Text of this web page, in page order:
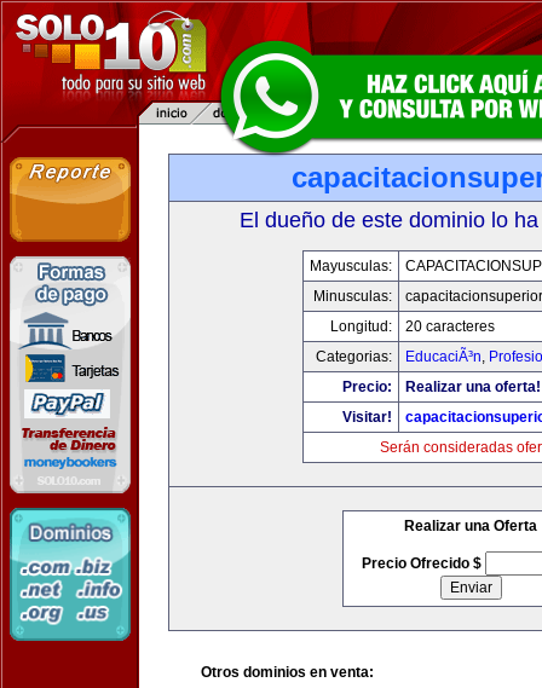
El dueño de este dominio lo
Mayusculas:
Minusculas:
Longitud:
20 caracteres
Categorias:
EducaciÃ³n,
Precio:
Realizar una oferta!
Visitar!
Serán consideradas
Realizar una Oferta
Precio Ofrecido $
Otros dominios en venta: